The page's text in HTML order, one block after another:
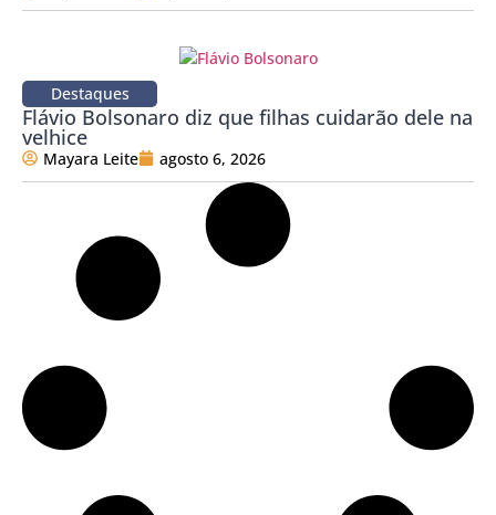
Destaques
Flávio Bolsonaro diz que filhas cuidarão dele na
velhice
Mayara Leite agosto 6, 2026